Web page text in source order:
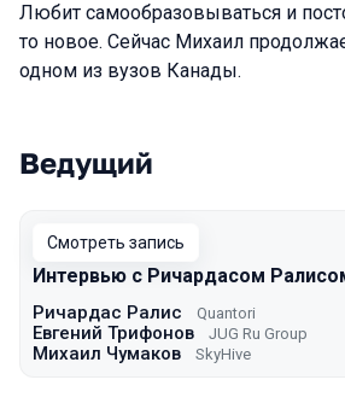
Любит самообразовываться и
то новое. Сейчас Михаил
одном из вузов Канады.
Выступления в сезоне
Ведущий
Смотреть запись
Интервью с Ричардасом
Ричардас Ралис Quantori
Евгений Трифонов JUG Ru Group
Михаил Чумаков SkyHive